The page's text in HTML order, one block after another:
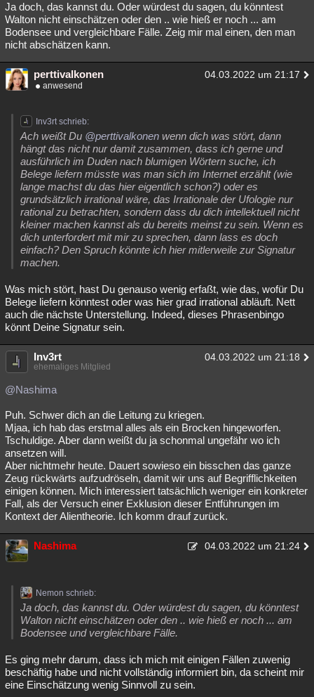
Ja doch, das kannst du. Oder würdest du sagen, du könntest
Walton nicht einschätzen oder den .. wie hieß er noch ... am
Bodensee und vergleichbare Fälle. Zeig mir mal einen, den man
nicht abschätzen kann.
perttivalkonen 04.03.2022 um 21:17
anwesend
Inv3rt schrieb:
Ach weißt Du @perttivalkonen wenn dich was stört, dann
hängt das nicht nur damit zusammen, dass ich gerne und
ausführlich im Duden nach blumigen Wörtern suche, ich
Belege liefern müsste was man sich im Internet erzählt (wie
lange machst du das hier eigentlich schon?) oder es
grundsätzlich irrational wäre, das Irrationale der Ufologie nur
rational zu betrachten, sondern dass du dich intellektuell nicht
kleiner machen kannst als du bereits meinst zu sein. Wenn es
dich unterfordert mit mir zu sprechen, dann lass es doch
einfach? Den Spruch könnte ich hier mitlerweile zur Signatur
machen.
Was mich stört, hast Du genauso wenig erfaßt, wie das, wofür Du
Belege liefern könntest oder was hier grad irrational abläuft. Nett
auch die nächste Unterstellung. Indeed, dieses Phrasenbingo
könnt Deine Signatur sein.
Inv3rt 04.03.2022 um 21:18
ehemaliges Mitglied
@Nashima
Puh. Schwer dich an die Leitung zu kriegen.
Mjaa, ich hab das erstmal alles als ein Brocken hingeworfen.
Tschuldige. Aber dann weißt du ja schonmal ungefähr wo ich
ansetzen will.
Aber nichtmehr heute. Dauert sowieso ein bisschen das ganze
Zeug rückwärts aufzudröseln, damit wir uns auf Begrifflichkeiten
einigen können. Mich interessiert tatsächlich weniger ein konkreter
Fall, als der Versuch einer Exklusion dieser Entführungen im
Kontext der Alientheorie. Ich komm drauf zurück.
Nashima 04.03.2022 um 21:24
Nemon schrieb:
Ja doch, das kannst du. Oder würdest du sagen, du könntest
Walton nicht einschätzen oder den .. wie hieß er noch ... am
Bodensee und vergleichbare Fälle.
Es ging mehr darum, dass ich mich mit einigen Fällen zuwenig
beschäftig habe und nicht vollständig informiert bin, da scheint mir
eine Einschätzung wenig Sinnvoll zu sein.